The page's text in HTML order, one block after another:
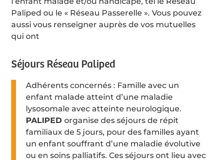
Paliped ou le « Réseau Passerelle ». Vous pouvez
aussi vous renseigner auprès de vos mutuelles
qui ont
Séjours Réseau Paliped
Adhérents concernés : Famille avec un
enfant malade atteint d’une maladie
lysosomale avec atteinte neurologique.
PALIPEDorganise des séjours de répit
familiaux de 5 jours, pour des familles ayant
un enfant souffrant d’une maladie évolutive
ou en soins palliatifs. Ces séjours ont lieu avec